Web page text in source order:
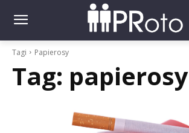
Tagi Papierosy
Tag: papierosy